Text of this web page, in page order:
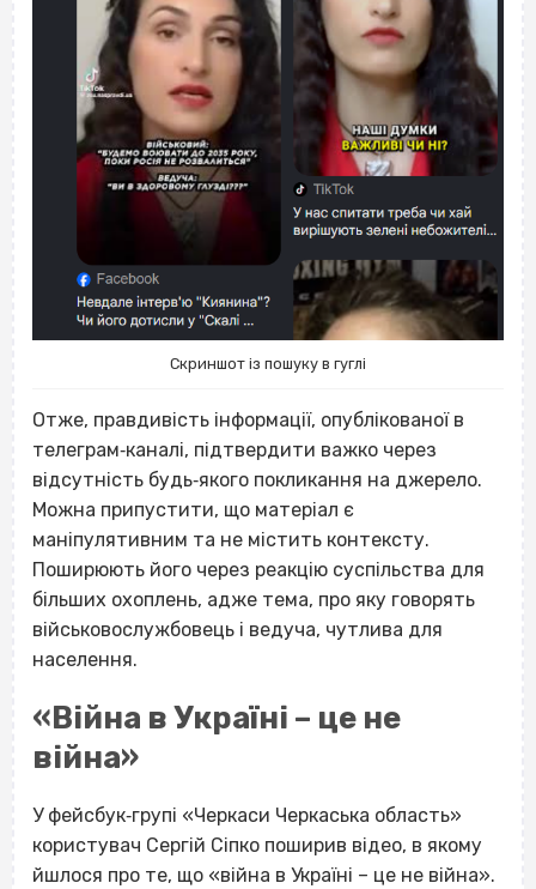
Скриншот із пошуку в гуглі
Отже, правдивість інформації, опублікованої в
телеграм‐каналі, підтвердити важко через
відсутність будь‐якого покликання на джерело.
Можна припустити, що матеріал є
маніпулятивним та не містить контексту.
Поширюють його через реакцію суспільства для
більших охоплень, адже тема, про яку говорять
військовослужбовець і ведуча, чутлива для
населення.
«Війна в Україні – це не
війна»
У фейсбук‐групі «Черкаси Черкаська область»
користувач Сергій Сіпко поширив відео, в якому
йшлося про те, що «війна в Україні – це не війна».